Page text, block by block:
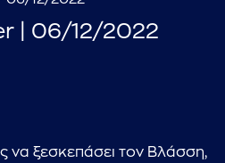
| 06/12/2022
να ξεσκεπάσει τον Βλάσση,